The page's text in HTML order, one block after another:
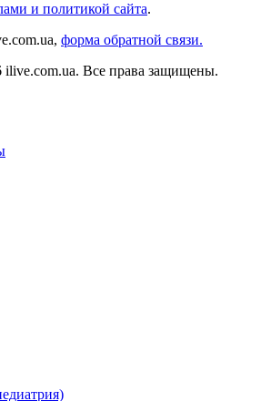
и политикой сайта.
форма обратной связи.
ilive.com.ua. Все права защищены.